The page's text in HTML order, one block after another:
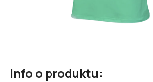
Info o produktu: